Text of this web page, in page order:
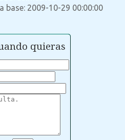
base: 2009-10-29 00:00:00
quieras